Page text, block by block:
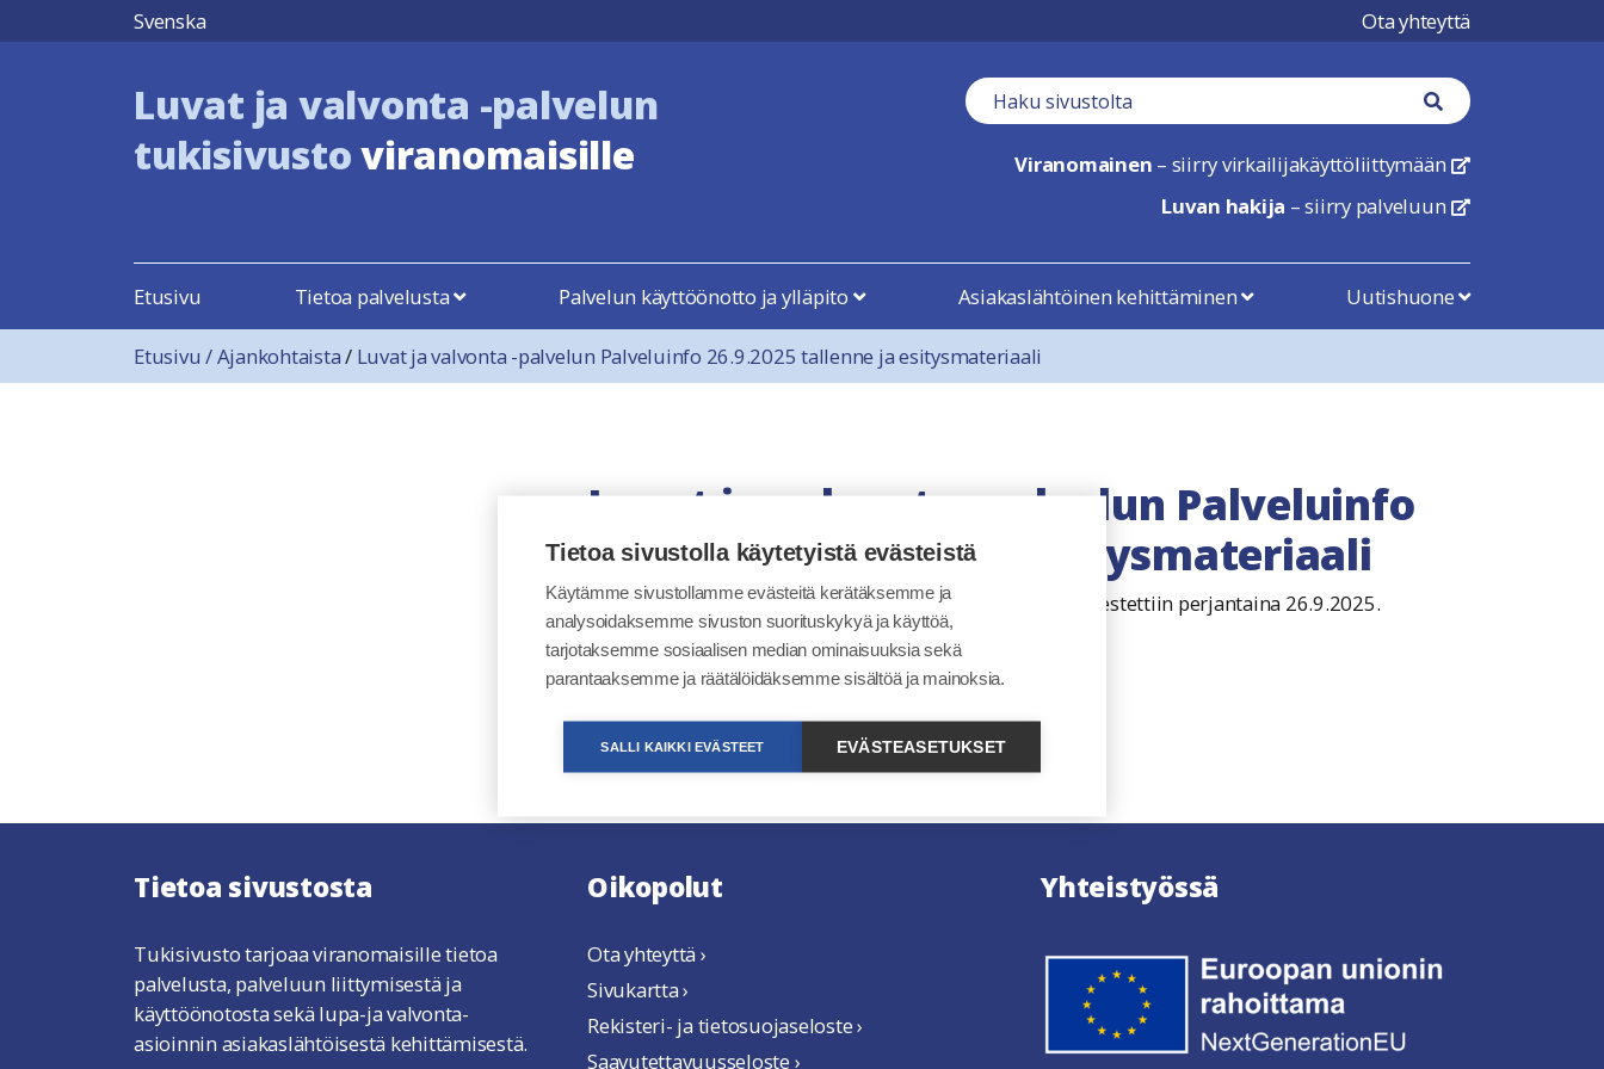
Hyppää sisältöönSvenska Ota yhteyttä
Luvat ja valvonta -palvelun
tukisivustoviranomaisille
Haku kenttä
Haku nappi
Viranomainen – siirry virkailijakäyttöliittymään linkki avautuu
Luvan hakija – siirry palveluun linkki avautuu
Etusivu Tietoa palvelusta Palvelun käyttöönotto ja ylläpito Asiakaslähtöinen kehittäminen Uutishuone
Etusivu /Ajankohtaista/ Luvat ja valvonta -palvelun Palveluinfo 26.9.2025 tallenne ja esitysmateriaali
Luvat ja valvonta -palvelun Palveluinfo
26.9.2025 tallenne ja esitysmateriaali
Luvat ja valvonta -palvelun palveluinfo viranomaisille järjestettiin perjantaina 26.9.2025.
Tallenne ja esitysmateriaali löytyvättäältä
Tietoa sivustosta
Tukisivusto tarjoaa viranomaisille tietoa
palvelusta, palveluun liittymisestä ja
käyttöönotosta sekä lupa-ja valvonta-
asioinnin asiakaslähtöisestä kehittämisestä.
Oikopolut
Ota yhteyttä ›
Sivukartta ›
Rekisteri- ja tietosuojaseloste ›
Saavutettavuusseloste ›
Yhteistyössä
Tietoa sivustolla käytetyistä evästeistä
Käytämme sivustollamme evästeitä kerätäksemme ja
analysoidaksemme sivuston suorituskykyä ja käyttöä,
tarjotaksemme sosiaalisen median ominaisuuksia sekä
parantaaksemme ja räätälöidäksemme sisältöä ja mainoksia.
SALLI KAIKKI EVÄSTEET EVÄSTEASETUKSET